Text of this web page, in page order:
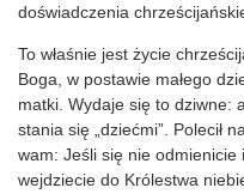
doświadczenia
To właśnie jest życie
Boga, w postawie małego
matki. Wydaje się to dziwne:
stania się „dziećmi”. Polecił
wam: Jeśli się nie
wejdziecie do Królestwa